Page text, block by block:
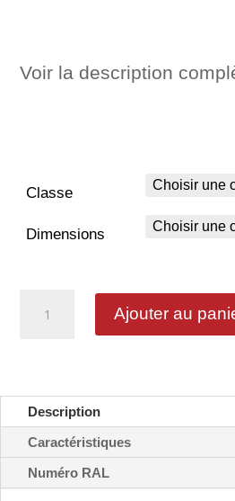
Voir la description
Classe
Dimensions
Ralentisseur
Ajouter au
Description
Caractéristiques
Numéro RAL